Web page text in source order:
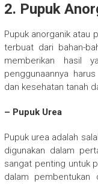
2. Pupuk
Pupuk anorganik atau
terbuat dari bahan-
memberikan hasil
penggunaannya
dan kesehatan tanah
– Pupuk Urea
Pupuk urea adalah
digunakan dalam
sangat penting untuk
dalam pembentukan